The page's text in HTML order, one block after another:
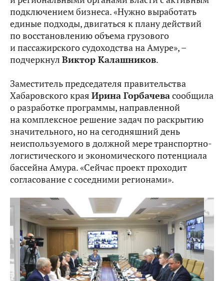
подключением бизнеса. «Нужно выработать
единые подходы, двигаться к плану действий
по восстановлению объема грузового
и пассажирского судоходства на Амуре», –
подчеркнул Виктор Калашников.
Заместитель председателя правительства
Хабаровского края Ирина Горбачевасообщила
о разработке программы, направленной
на комплексное решение задач по раскрытию
значительного, но на сегодняшний день
неиспользуемого в должной мере транспортно-
логистического и экономического потенциала
бассейна Амура. «Сейчас проект проходит
согласование с соседними регионами».